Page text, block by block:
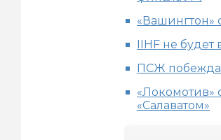
«Вашингтон»
IIHF не
ПСЖ
«Локомотив»
«Салаватом»